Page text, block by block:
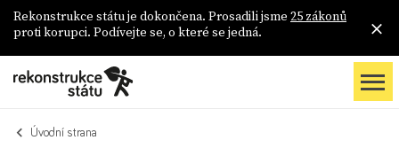
Rekonstrukce státu je dokončena. Prosadili jsme 25 zákonů
proti korupci. Podívejte se, o které se jedná.
Úvodní strana